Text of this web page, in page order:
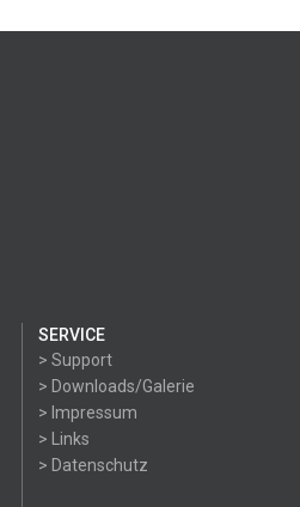
SERVICE
> Support
> Downloads/Galerie
> Impressum
> Links
> Datenschutz